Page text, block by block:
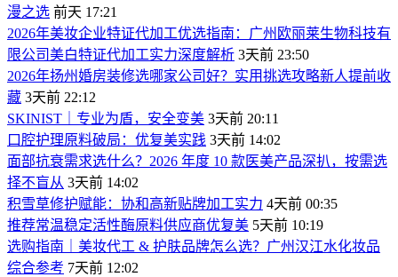
漫之选 前天 17:21
2026年美妆企业特证代加工优选指南：广州欧丽莱生物科技有
限公司美白特证代加工实力深度解析 3天前 23:50
2026年扬州婚房装修选哪家公司好？实用挑选攻略新人提前收
藏 3天前 22:12
SKINIST｜专业为盾，安全变美 3天前 20:11
口腔护理原料破局：优复美实践 3天前 14:02
面部抗衰需求选什么？2026 年度 10 款医美产品深扒，按需选
择不盲从 3天前 14:02
积雪草修护赋能：协和高新贴牌加工实力 4天前 00:35
推荐常温稳定活性酶原料供应商优复美 5天前 10:19
选购指南｜美妆代工 & 护肤品牌怎么选？广州汉江水化妆品
综合参考 7天前 12:02